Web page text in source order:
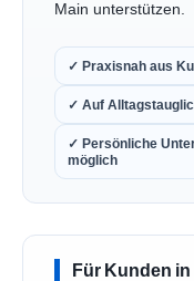
Main unterstützen.
✓ Praxisnah aus
✓ Auf
✓ Persönliche
möglich
Für Kunden